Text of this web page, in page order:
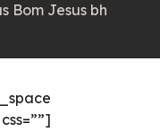
Bom Jesus bh